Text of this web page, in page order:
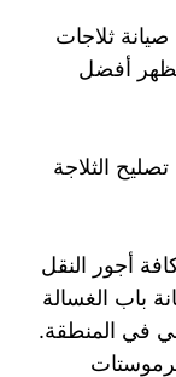
ثلاجات
أفضل
الثلاجة
أجور النقل
باب الغسالة
في المنطقة.